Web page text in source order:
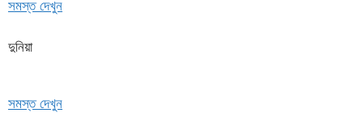
সমস্ত দেখুন
দুনিয়া
সমস্ত দেখুন